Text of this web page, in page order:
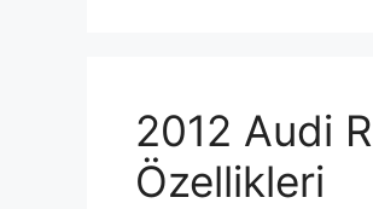
2012 Audi
Özellikleri